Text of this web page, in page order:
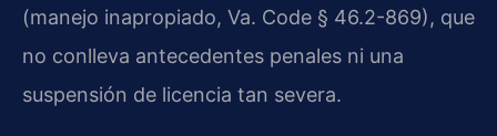
(manejo inapropiado, Va. Code § 46.2-869), que
no conlleva antecedentes penales ni una
suspensión de licencia tan severa.